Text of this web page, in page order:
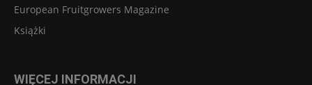
European Fruitgrowers Magazine
Książki
WIĘCEJ INFORMACJI